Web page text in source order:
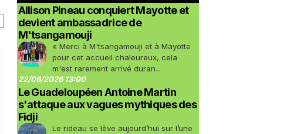
Allison Pineau conquiert Mayotte et
devient ambassadrice de
M'tsangamouji
« Merci à M'tsangamouji et à Mayotte
pour cet accueil chaleureux, cela
m'est rarement arrivé duran...
22/06/2026 13:00
Le Guadeloupéen Antoine Martin
s'attaque aux vagues mythiques des
Fidji
Le rideau se lève aujourd’hui sur l’une